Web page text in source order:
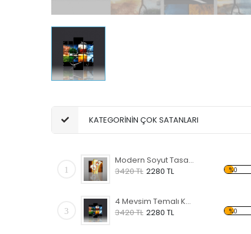
KATEGORİNİN ÇOK SATANLARI
1
Modern Soyut Tasarım 38 Kanvas Tablo
3420 TL 2280 TL %0
3
4 Mevsim Temalı Kanvas Tablo
3420 TL 2280 TL %0